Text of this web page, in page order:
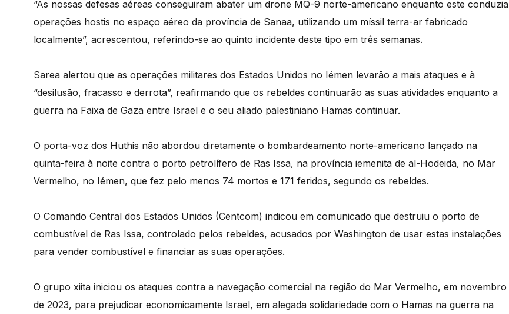
“As nossas defesas aéreas conseguiram abater um drone MQ-9 norte-americano enquanto este conduzia
operações hostis no espaço aéreo da província de Sanaa, utilizando um míssil terra-ar fabricado
localmente”, acrescentou, referindo-se ao quinto incidente deste tipo em três semanas.
Sarea alertou que as operações militares dos Estados Unidos no Iémen levarão a mais ataques e à
“desilusão, fracasso e derrota”, reafirmando que os rebeldes continuarão as suas atividades enquanto a
guerra na Faixa de Gaza entre Israel e o seu aliado palestiniano Hamas continuar.
O porta-voz dos Huthis não abordou diretamente o bombardeamento norte-americano lançado na
quinta-feira à noite contra o porto petrolífero de Ras Issa, na província iemenita de al-Hodeida, no Mar
Vermelho, no Iémen, que fez pelo menos 74 mortos e 171 feridos, segundo os rebeldes.
O Comando Central dos Estados Unidos (Centcom) indicou em comunicado que destruiu o porto de
combustível de Ras Issa, controlado pelos rebeldes, acusados por Washington de usar estas instalações
para vender combustível e financiar as suas operações.
O grupo xiita iniciou os ataques contra a navegação comercial na região do Mar Vermelho, em novembro
de 2023, para prejudicar economicamente Israel, em alegada solidariedade com o Hamas na guerra na